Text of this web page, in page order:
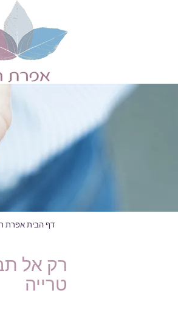
דף הבית אפרת
רק אל
טרייה